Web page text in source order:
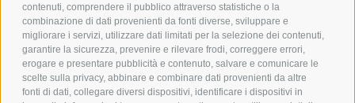
contenuti, comprendere il pubblico attraverso statistiche o la
combinazione di dati provenienti da fonti diverse, sviluppare e
migliorare i servizi, utilizzare dati limitati per la selezione dei contenuti,
garantire la sicurezza, prevenire e rilevare frodi, correggere errori,
erogare e presentare pubblicità e contenuto, salvare e comunicare le
scelte sulla privacy, abbinare e combinare dati provenienti da altre
fonti di dati, collegare diversi dispositivi, identificare i dispositivi in
AZIENDA
CHI SIAMO
MARCHI TRATTATI